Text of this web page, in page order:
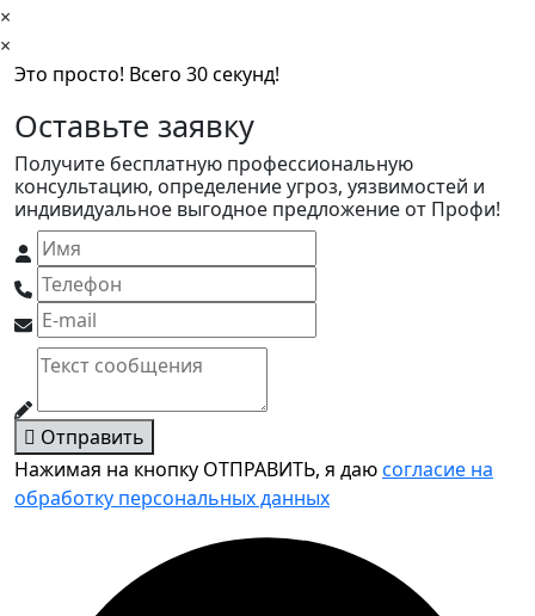
×
×
Это просто! Всего 30 секунд!
Оставьте заявку
Получите бесплатную профессиональную
консультацию, определение угроз, уязвимостей и
индивидуальное выгодное предложение от Профи!
Отправить
Нажимая на кнопку ОТПРАВИТЬ, я даюсогласие на
обработку персональных данных